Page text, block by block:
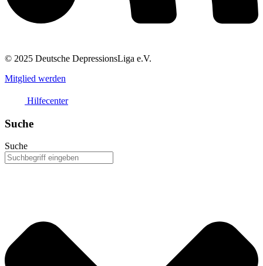
© 2025 Deutsche DepressionsLiga e.V.
Mitglied werden
Hilfecenter
Suche
Suche